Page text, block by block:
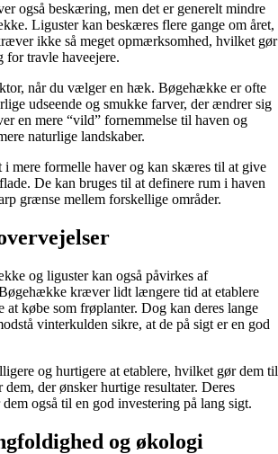
også beskæring, men det er generelt mindre
Liguster kan beskæres flere gange om året,
ikke så meget opmærksomhed, hvilket gør
for travle haveejere.
når du vælger en hæk. Bøgehække er ofte
udseende og smukke farver, der ændrer sig
en mere “vild” fornemmelse til haven og
naturlige landskaber.
mere formelle haver og kan skæres til at give
De kan bruges til at definere rum i haven
grænse mellem forskellige områder.
og liguster kan også påvirkes af
kræver lidt længere tid at etablere
købe som frøplanter. Dog kan deres lange
vinterkulden sikre, at de på sigt er en god
og hurtigere at etablere, hvilket gør dem til
der ønsker hurtige resultater. Deres
også til en god investering på lang sigt.
og økologi